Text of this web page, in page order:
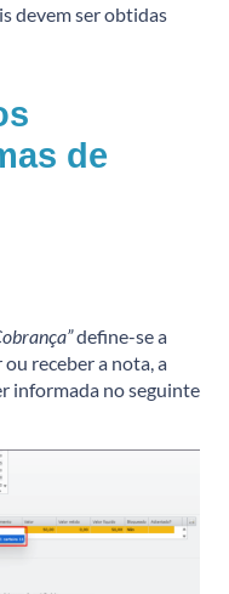
devem ser obtidas
de
define-se a
receber a nota, a
informada no seguinte